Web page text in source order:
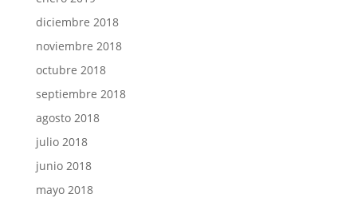
diciembre 2018
noviembre 2018
octubre 2018
septiembre 2018
agosto 2018
julio 2018
junio 2018
mayo 2018